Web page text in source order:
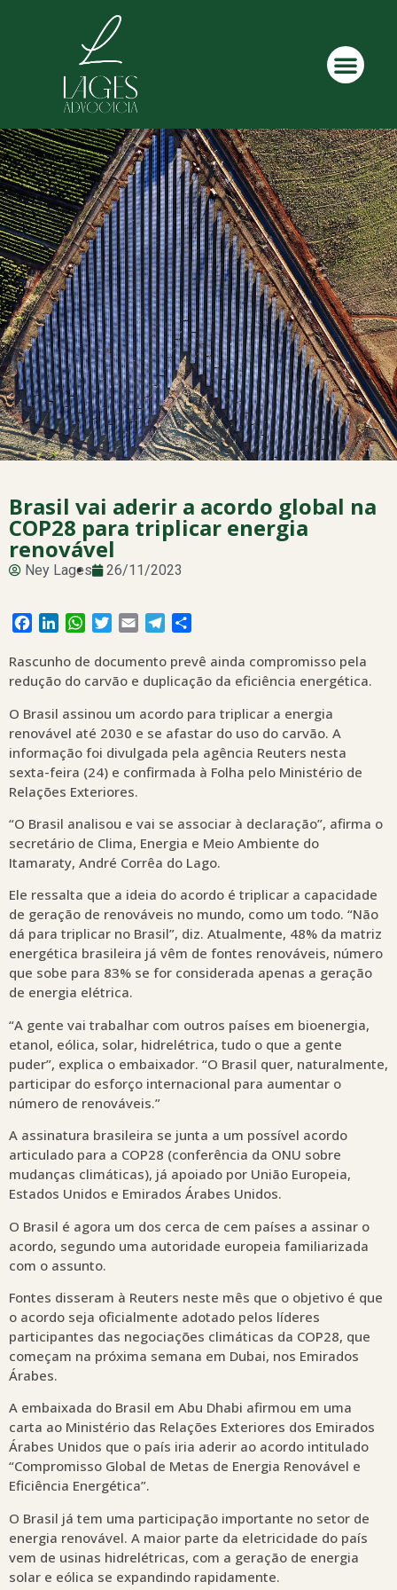
Brasil vai aderir a acordo global na
COP28 para triplicar energia
renovável
Ney Lages 26/11/2023
Facebook
LinkedInWhatsApp
Twitter
Email Telegram
Rascunho de documento prevê ainda compromisso pela
redução do carvão e duplicação da eficiência energética.
O Brasil assinou um acordo para triplicar a energia
renovável até 2030 e se afastar do uso do carvão. A
informação foi divulgada pela agência Reuters nesta
sexta-feira (24) e confirmada à Folha pelo Ministério de
Relações Exteriores.
“O Brasil analisou e vai se associar à declaração”, afirma o
secretário de Clima, Energia e Meio Ambiente do
Itamaraty, André Corrêa do Lago.
Ele ressalta que a ideia do acordo é triplicar a capacidade
de geração de renováveis no mundo, como um todo. “Não
dá para triplicar no Brasil”, diz. Atualmente, 48% da matriz
energética brasileira já vêm de fontes renováveis, número
que sobe para 83% se for considerada apenas a geração
de energia elétrica.
“A gente vai trabalhar com outros países em bioenergia,
etanol, eólica, solar, hidrelétrica, tudo o que a gente
puder”, explica o embaixador. “O Brasil quer, naturalmente,
participar do esforço internacional para aumentar o
número de renováveis.”
A assinatura brasileira se junta a um possível acordo
articulado para a COP28 (conferência da ONU sobre
mudanças climáticas), já apoiado por União Europeia,
Estados Unidos e Emirados Árabes Unidos.
O Brasil é agora um dos cerca de cem países a assinar o
acordo, segundo uma autoridade europeia familiarizada
com o assunto.
Fontes disseram à Reuters neste mês que o objetivo é que
o acordo seja oficialmente adotado pelos líderes
participantes das negociações climáticas da COP28, que
começam na próxima semana em Dubai, nos Emirados
Árabes.
A embaixada do Brasil em Abu Dhabi afirmou em uma
carta ao Ministério das Relações Exteriores dos Emirados
Árabes Unidos que o país iria aderir ao acordo intitulado
“Compromisso Global de Metas de Energia Renovável e
Eficiência Energética”.
O Brasil já tem uma participação importante no setor de
energia renovável. A maior parte da eletricidade do país
vem de usinas hidrelétricas, com a geração de energia
solar e eólica se expandindo rapidamente.